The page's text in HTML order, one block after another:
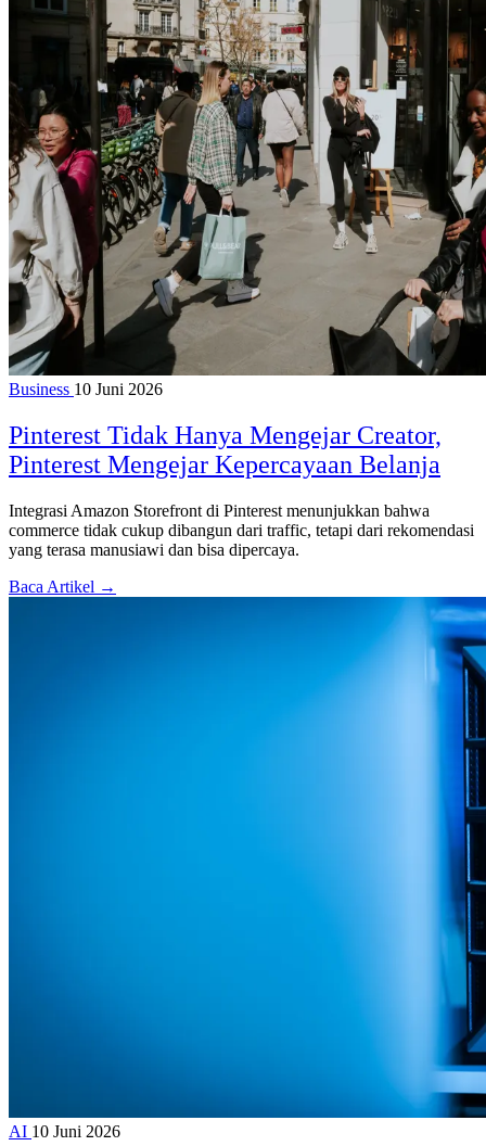
Business 10 Juni 2026
Pinterest Tidak Hanya Mengejar Creator,
Pinterest Mengejar Kepercayaan Belanja
Integrasi Amazon Storefront di Pinterest menunjukkan bahwa
commerce tidak cukup dibangun dari traffic, tetapi dari rekomendasi
yang terasa manusiawi dan bisa dipercaya.
Baca Artikel →
AI 10 Juni 2026